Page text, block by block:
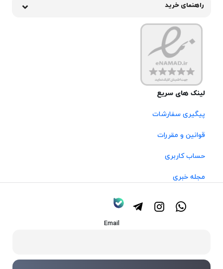
راهنمای خرید
لینک های سریع
پیگیری سفارشات
قوانین و مقررات
حساب کاربری
مجله خبری
Email